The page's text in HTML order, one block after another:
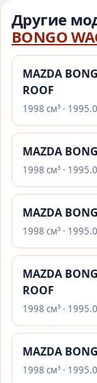
Другие
BONGO
MAZDA
ROOF
1998 см³ ·
MAZDA
1998 см³ ·
MAZDA
1998 см³ ·
MAZDA
ROOF
1998 см³ ·
MAZDA
1998 см³ ·